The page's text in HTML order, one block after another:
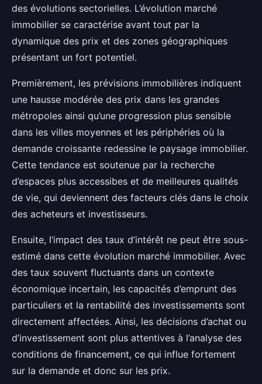
des évolutions sectorielles. L’évolution marché
immobilier se caractérise avant tout par la
dynamique des prix et des zones géographiques
présentant un fort potentiel.
Premièrement, les prévisions immobilières indiquent
une hausse modérée des prix dans les grandes
métropoles ainsi qu’une progression plus sensible
dans les villes moyennes et les périphéries où la
demande croissante redessine le paysage immobilier.
Cette tendance est soutenue par la recherche
d’espaces plus accessibes et de meilleures qualités
de vie, qui deviennent des facteurs clés dans le choix
des acheteurs et investisseurs.
Ensuite, l’impact des taux d’intérêt ne peut être sous-
estimé dans cette évolution marché immobilier. Avec
des taux souvent fluctuants dans un contexte
économique incertain, les capacités d’emprunt des
particuliers et la rentabilité des investissements sont
directement affectées. Ainsi, les décisions d’achat ou
d’investissement sont plus attentives à l’analyse des
conditions de financement, ce qui influe fortement
sur la demande et donc sur les prix.